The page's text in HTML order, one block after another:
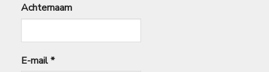
Achternaam
E-mail*